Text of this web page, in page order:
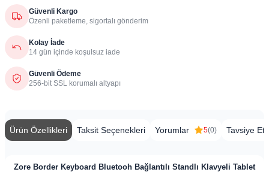
Güvenli Kargo
Özenli paketleme, sigortalı gönderim
Kolay İade
14 gün içinde koşulsuz iade
Güvenli Ödeme
256-bit SSL korumalı altyapı
Ürün Özellikleri Taksit Seçenekleri Yorumlar 5(0) Tavsiye Et
Zore Border Keyboard Bluetooh Bağlantılı Standlı Klavyeli Tablet